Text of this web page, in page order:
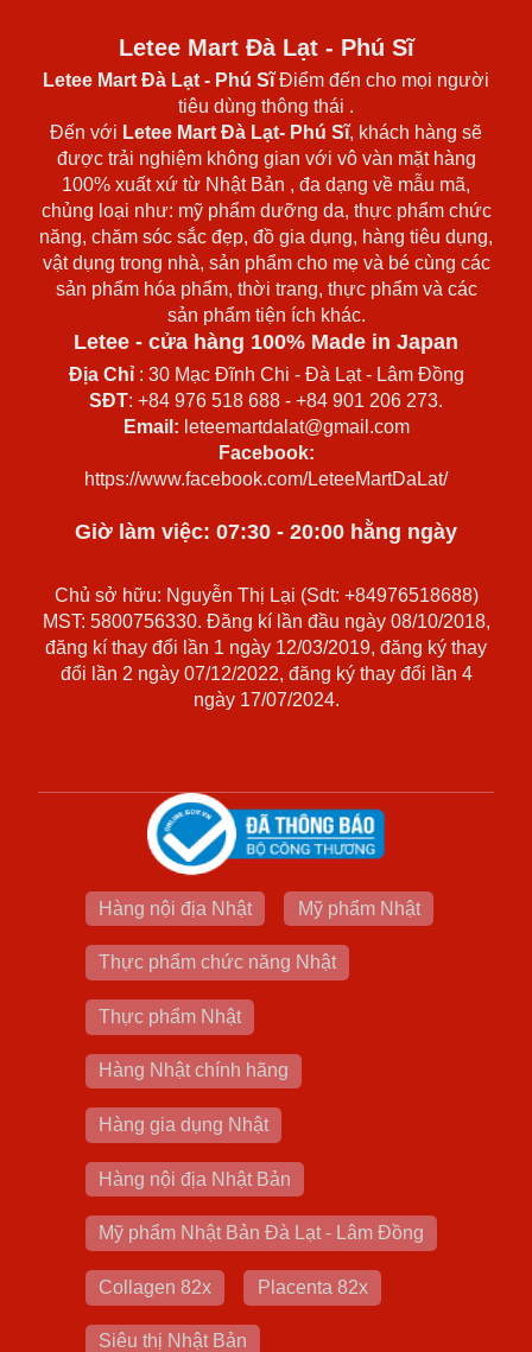
Letee Mart Đà Lạt - Phú Sĩ
Letee Mart Đà Lạt - Phú SĩĐiểm đến cho mọi người
tiêu dùng thông thái .
Đến với Letee Mart Đà Lạt- Phú Sĩ, khách hàng sẽ
được trải nghiệm không gian với vô vàn mặt hàng
100% xuất xứ từ Nhật Bản , đa dạng về mẫu mã,
chủng loại như: mỹ phẩm dưỡng da, thực phẩm chức
năng, chăm sóc sắc đẹp, đồ gia dụng, hàng tiêu dụng,
vật dụng trong nhà, sản phẩm cho mẹ và bé cùng các
sản phẩm hóa phẩm, thời trang, thực phẩm và các
sản phẩm tiện ích khác.
Letee - cửa hàng 100% Made in Japan
Địa Chỉ: 30 Mạc Đĩnh Chi - Đà Lạt - Lâm Đồng
SĐT: +84 976 518 688 - +84 901 206 273.
Email: leteemartdalat@gmail.com
Facebook:
https://www.facebook.com/LeteeMartDaLat/
Giờ làm việc: 07:30 - 20:00 hằng ngày
Chủ sở hữu: Nguyễn Thị Lại (Sdt: +84976518688)
MST: 5800756330. Đăng kí lần đầu ngày 08/10/2018,
đăng kí thay đổi lần 1 ngày 12/03/2019, đăng ký thay
đổi lần 2 ngày 07/12/2022, đăng ký thay đổi lần 4
ngày 17/07/2024.
Hàng nội địa Nhật Mỹ phẩm Nhật
Thực phẩm chức năng Nhật
Thực phẩm Nhật
Hàng Nhật chính hãng
Hàng gia dụng Nhật
Hàng nội địa Nhật Bản
Mỹ phẩm Nhật Bản Đà Lạt - Lâm Đồng
Collagen 82x Placenta 82x
Siêu thị Nhật Bản